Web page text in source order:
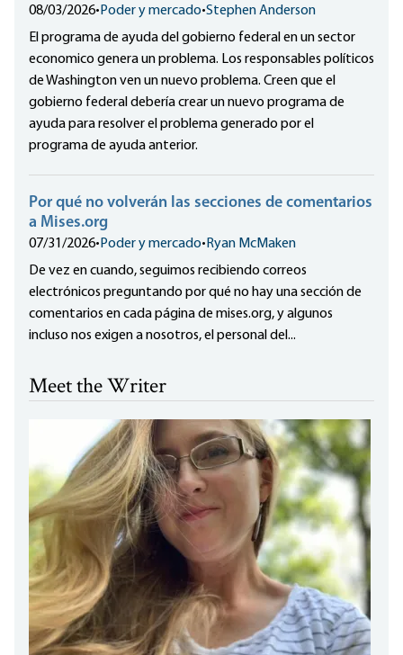
08/03/2026•Poder y mercado•Stephen Anderson
El programa de ayuda del gobierno federal en un sector
economico genera un problema. Los responsables políticos
de Washington ven un nuevo problema. Creen que el
gobierno federal debería crear un nuevo programa de
ayuda para resolver el problema generado por el
programa de ayuda anterior.
Por qué no volverán las secciones de comentarios
a Mises.org
07/31/2026•Poder y mercado•Ryan McMaken
De vez en cuando, seguimos recibiendo correos
electrónicos preguntando por qué no hay una sección de
comentarios en cada página de mises.org, y algunos
incluso nos exigen a nosotros, el personal del...
Meet the Writer